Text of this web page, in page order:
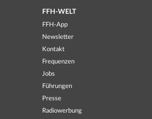
FFH-WELT
FFH-App
Newsletter
Kontakt
Frequenzen
Jobs
Führungen
Presse
Radiowerbung